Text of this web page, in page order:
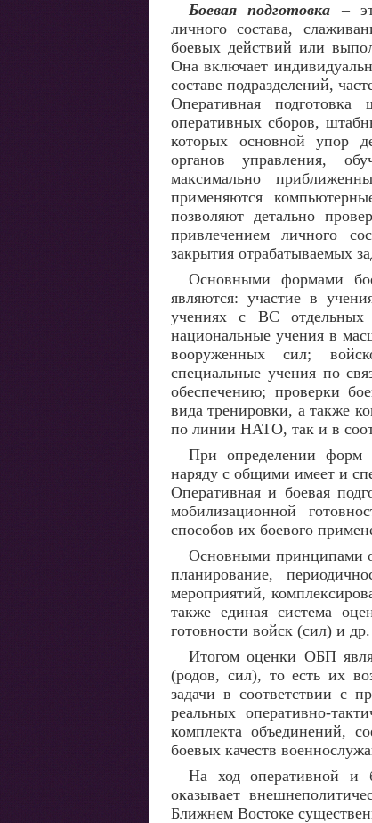
Боевая подготовка –
личного состава,
боевых действий или
Она включает
составе подразделений,
Оперативная
оперативных сборов,
которых основной упор
органов управления,
максимально
применяются
позволяют детально
привлечением личного
закрытия отрабатываемых
Основными формами
являются: участие в
учениях с ВС отдельных
национальные учения в
вооруженных сил;
специальные учения по
обеспечению; проверки
вида тренировки, а также
по линии НАТО, так и в
При определении форм
наряду с общими имеет и
Оперативная и боевая
мобилизационной
способов их боевого
Основными принципами
планирование,
мероприятий,
также единая система
готовности войск (сил) и др.
Итогом оценки ОБП
(родов, сил), то есть их
задачи в соответствии с
реальных оперативно-
комплекта объединений,
боевых качеств
На ход оперативной и
оказывает
Ближнем Востоке